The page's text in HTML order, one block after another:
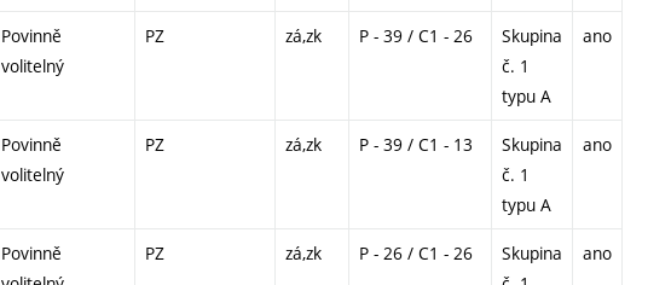
Povinně
volitelný
PZ zá,zk P - 39 / C1 - 26
Skupina
č. 1
typu A
ano
Povinně
volitelný
PZ zá,zk P - 39 / C1 - 13
Skupina
č. 1
typu A
ano
Povinně
PZ zá,zk P - 26 / C1 - 26
Skupina
ano